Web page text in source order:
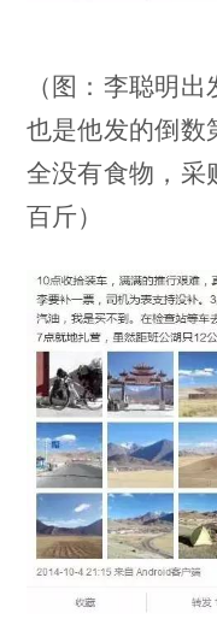
（图：李聪明
也是他发的倒数
全没有食物，采
百斤）